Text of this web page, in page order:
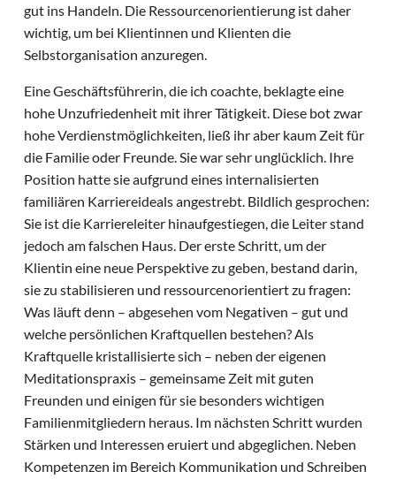
gut ins Handeln. Die Ressourcenorientierung ist daher
wichtig, um bei Klientinnen und Klienten die
Selbstorganisation anzuregen.
Eine Geschäftsführerin, die ich coachte, beklagte eine
hohe Unzufriedenheit mit ihrer Tätigkeit. Diese bot zwar
hohe Verdienstmöglichkeiten, ließ ihr aber kaum Zeit für
die Familie oder Freunde. Sie war sehr unglücklich. Ihre
Position hatte sie aufgrund eines internalisierten
familiären Karriereideals angestrebt. Bildlich gesprochen:
Sie ist die Karriereleiter hinaufgestiegen, die Leiter stand
jedoch am falschen Haus. Der erste Schritt, um der
Klientin eine neue Perspektive zu geben, bestand darin,
sie zu stabilisieren und ressourcenorientiert zu fragen:
Was läuft denn – abgesehen vom Negativen – gut und
welche persönlichen Kraftquellen bestehen? Als
Kraftquelle kristallisierte sich – neben der eigenen
Meditationspraxis – gemeinsame Zeit mit guten
Freunden und einigen für sie besonders wichtigen
Familienmitgliedern heraus. Im nächsten Schritt wurden
Stärken und Interessen eruiert und abgeglichen. Neben
Kompetenzen im Bereich Kommunikation und Schreiben